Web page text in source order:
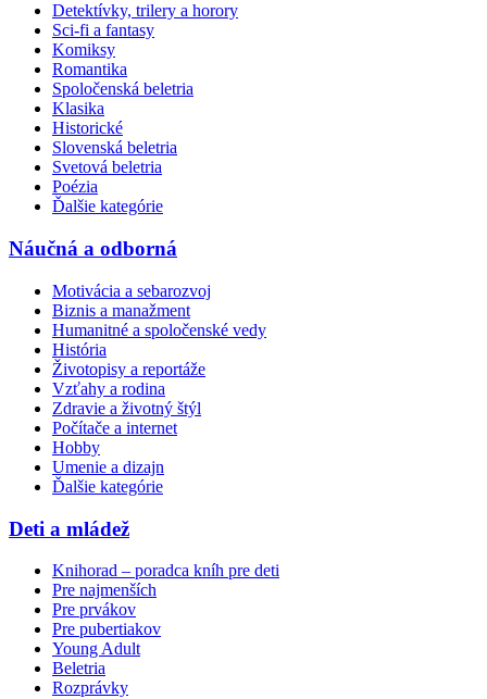
Detektívky, trilery a horory
Sci-fi a fantasy
Komiksy
Romantika
Spoločenská beletria
Klasika
Historické
Slovenská beletria
Svetová beletria
Poézia
Ďalšie kategórie
Náučná a odborná
Motivácia a sebarozvoj
Biznis a manažment
Humanitné a spoločenské vedy
História
Životopisy a reportáže
Vzťahy a rodina
Zdravie a životný štýl
Počítače a internet
Hobby
Umenie a dizajn
Ďalšie kategórie
Deti a mládež
Knihorad – poradca kníh pre deti
Pre najmenších
Pre prvákov
Pre pubertiakov
Young Adult
Beletria
Rozprávky